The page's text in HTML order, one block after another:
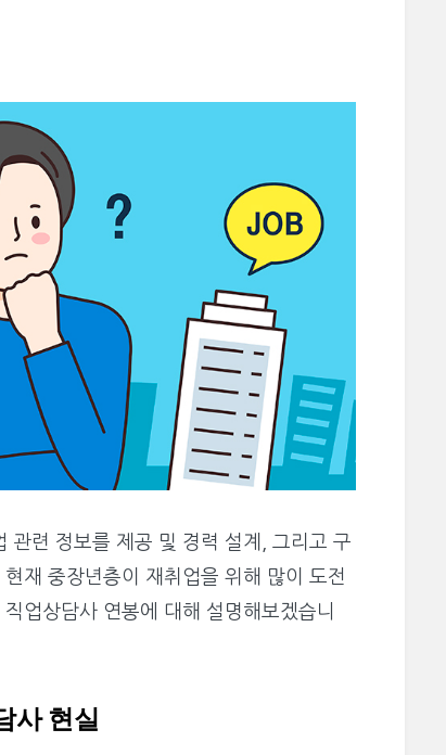
관련 정보를 제공 및 경력 설계, 그리고 구
재 중장년층이 재취업을 위해 많이 도전
업상담사 연봉에 대해 설명해보겠습니
사 현실